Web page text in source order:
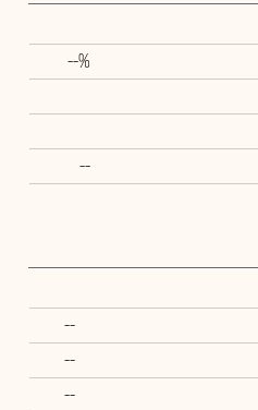
--%
--
--
--
--